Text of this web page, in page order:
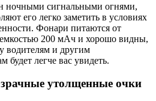
ночными сигнальными огнями,
его легко заметить в условиях
Фонари питаются от
емкостью 200 мАч и хорошо видны,
водителям и другим
будет легче вас увидеть.
утолщенные очки